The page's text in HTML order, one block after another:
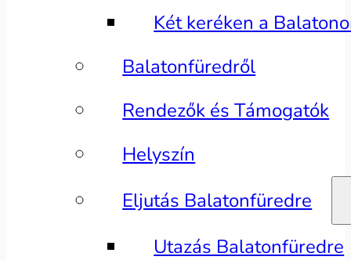
Két keréken a
Balatonfüredről
Rendezők és Támogatók
Helyszín
Eljutás Balatonfüredre
Utazás Balatonfüredre